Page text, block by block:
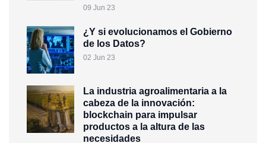
09 Jun 23
¿Y si evolucionamos el Gobierno
de los Datos?
02 Jun 23
La industria agroalimentaria a la
cabeza de la innovación:
blockchain para impulsar
productos a la altura de las
necesidades